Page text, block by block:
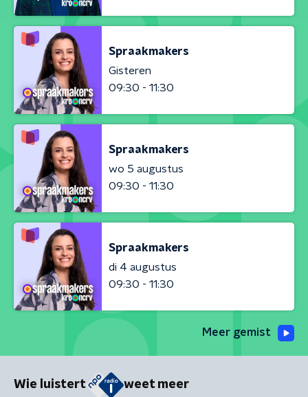
Spraakmakers
Gisteren
09:30 - 11:30
Spraakmakers
wo 5 augustus
09:30 - 11:30
Spraakmakers
di 4 augustus
09:30 - 11:30
Meer gemist
Wie luistert weet meer